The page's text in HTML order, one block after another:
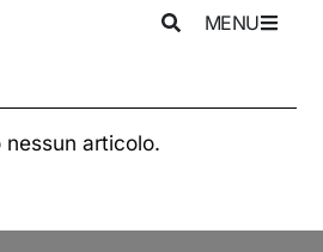
MENU
articolo.